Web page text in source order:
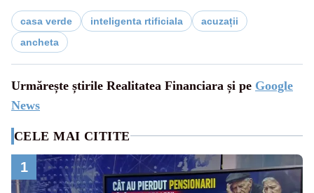
casa verde inteligenta rtificiala
acuzații
ancheta
Urmărește știrile Realitatea Financiara și pe Google
News
CELE MAI CITITE
1